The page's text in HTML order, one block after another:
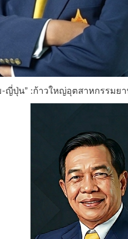
-ญี่ปุ่น” :ก้าวใหญ่อุตสาหกรรมย